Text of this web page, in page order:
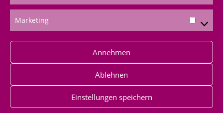
Marketing
Annehmen
Ablehnen
Einstellungen speichern
Verkäufen
Impressum|Datenschutz|AGB|